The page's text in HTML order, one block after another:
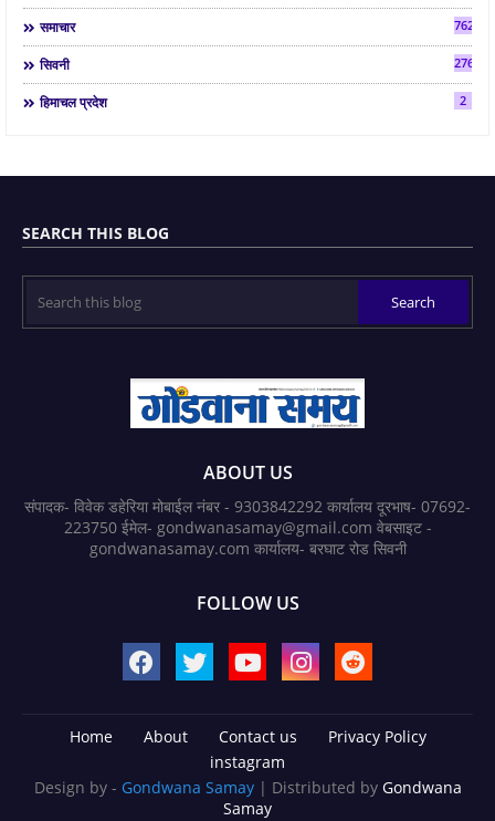
समाचार 7624
सिवनी 2763
हिमाचल प्रदेश 2
SEARCH THIS BLOG
ABOUT US
संपादक- विवेक डहेरिया मोबाईल नंबर - 9303842292 कार्यालय दूरभाष- 07692-
223750 ईमेल- gondwanasamay@gmail.com वेबसाइट -
gondwanasamay.com कार्यालय- बरघाट रोड सिवनी
FOLLOW US
Home About Contact us
Privacy Policy
instagram
Design by - Gondwana Samay | Distributed by Gondwana
Samay